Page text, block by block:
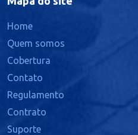
Home
Quem somos
Cobertura
Contato
Regulamento
Contrato
Suporte